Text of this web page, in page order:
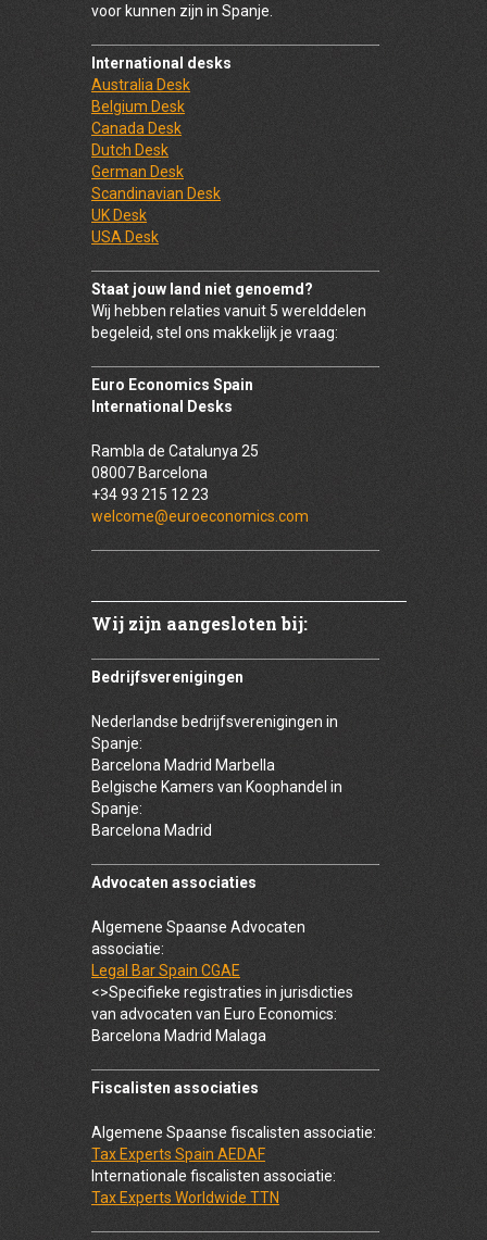
voor kunnen zijn in Spanje.
International desks
Australia Desk
Belgium Desk
Canada Desk
Dutch Desk
German Desk
Scandinavian Desk
UK Desk
USA Desk
Staat jouw land niet genoemd?
Wij hebben relaties vanuit 5 werelddelen
begeleid, stel ons makkelijk je vraag:
Euro Economics Spain
International Desks
Rambla de Catalunya 25
08007 Barcelona
+34 93 215 12 23
welcome@euroeconomics.com
Wij zijn aangesloten bij:
Bedrijfsverenigingen
Nederlandse bedrijfsverenigingen in
Spanje:
Barcelona Madrid Marbella
Belgische Kamers van Koophandel in
Spanje:
Barcelona Madrid
Advocaten associaties
Algemene Spaanse Advocaten
associatie:
Legal Bar Spain CGAE
<>Specifieke registraties in jurisdicties
van advocaten van Euro Economics:
Barcelona Madrid Malaga
Fiscalisten associaties
Algemene Spaanse fiscalisten associatie:
Tax Experts Spain AEDAF
Internationale fiscalisten associatie:
Tax Experts Worldwide TTN